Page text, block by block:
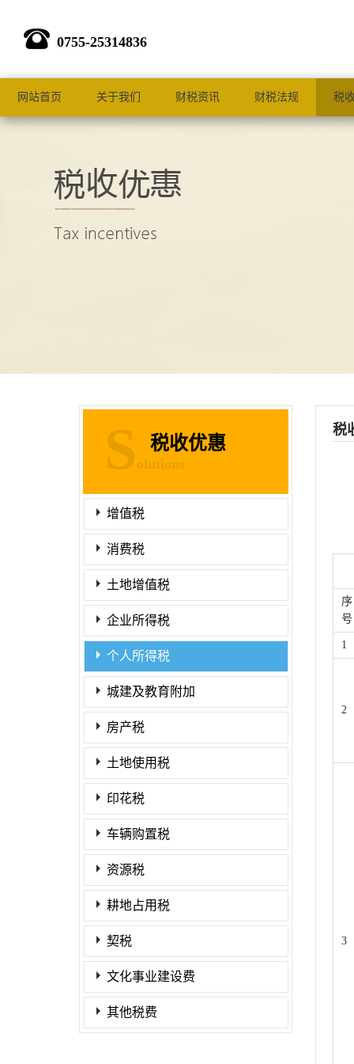
0755-25314836
网站首页 关于我们 财税资讯 财税法规 税
税收优惠
S olutions
增值税
消费税
土地增值税
企业所得税
个人所得税
城建及教育附加
房产税
土地使用税
印花税
车辆购置税
资源税
耕地占用税
契税
文化事业建设费
其他税费
税
序
号
1
2
3